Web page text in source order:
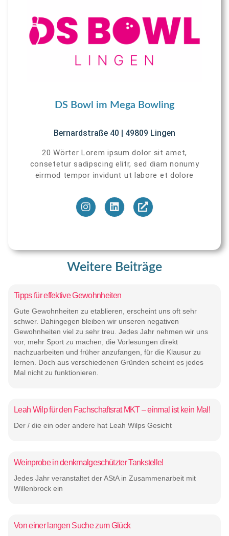
DS Bowl im Mega Bowling
Bernardstraße 40 | 49809 Lingen
20 Wörter Lorem ipsum dolor sit amet,
consetetur sadipscing elitr, sed diam nonumy
eirmod tempor invidunt ut labore et dolore
Weitere Beiträge
Tipps für effektive Gewohnheiten
Gute Gewohnheiten zu etablieren, erscheint uns oft sehr
schwer. Dahingegen bleiben wir unseren negativen
Gewohnheiten viel zu sehr treu. Jedes Jahr nehmen wir uns
vor, mehr Sport zu machen, die Vorlesungen direkt
nachzuarbeiten und früher anzufangen, für die Klausur zu
lernen. Doch aus verschiedenen Gründen scheint es jedes
Mal nicht zu funktionieren.
Leah Wilp für den Fachschaftsrat MKT – einmal ist kein Mal!
Der / die ein oder andere hat Leah Wilps Gesicht
Weinprobe in denkmalgeschützter Tankstelle!
Jedes Jahr veranstaltet der AStA in Zusammenarbeit mit
Willenbrock ein
Von einer langen Suche zum Glück